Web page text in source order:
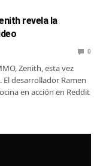
revela la
0
Zenith, esta vez
desarrollador Ramen
en acción en Reddit